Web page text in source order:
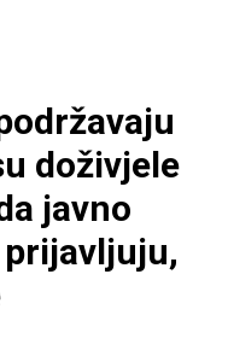
doživjele
javno
prijavljuju,